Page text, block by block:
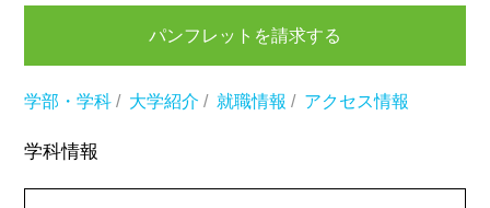
パンフレットを請求する
学部・学科 / 大学紹介 / 就職情報 / アクセス情報
学科情報